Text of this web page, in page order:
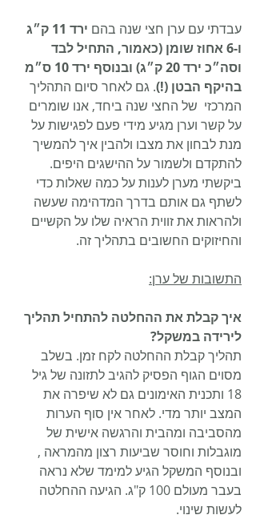
עבדתי עם ערן חצי שנה בהם
ירד 11 ק״ג
ו-6 אחוז שומן (כאמור, התחיל לבד
וסה״כ ירד 20 ק״ג) ובנוסף ירד 10 ס״מ
בהיקף הבטן (!). גם לאחר סיום התהליך
המרכזי  של החצי שנה ביחד, אנו שומרים
על קשר וערן מגיע מידי פעם לפגישות על
מנת לבחון את מצבו ולהבין איך להמשיך
להתקדם ולשמור על ההישגים היפים.
ביקשתי מערן לענות על כמה שאלות כדי
לשתף גם אותם בדרך המדהימה שעשה
ולהראות את זווית הראיה שלו על הקשיים
והחיזוקים החשובים בתהליך זה.
התשובות של ערן:
איך קבלת את ההחלטה להתחיל תהליך
לירידה במשקל?
תהליך קבלת ההחלטה לקח זמן. בשלב
מסוים הגוף הפסיק להגיב לתזונה של גיל
18 ותכנית האימונים גם לא שיפרה את
המצב יותר מדי. לאחר אין סוף הערות
מהסביבה ומהבית והרגשה אישית של
מוגבלות וחוסר שביעות רצון מהמראה ,
ובנוסף המשקל הגיע למימד שלא נראה
בעבר מעולם 100 ק"ג. הגיעה ההחלטה
לעשות שינוי.